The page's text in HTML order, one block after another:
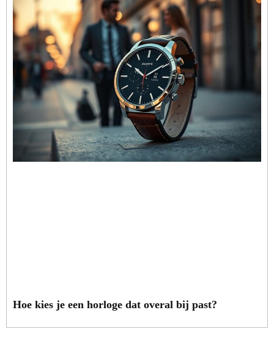
Hoe kies je een horloge dat overal bij past?